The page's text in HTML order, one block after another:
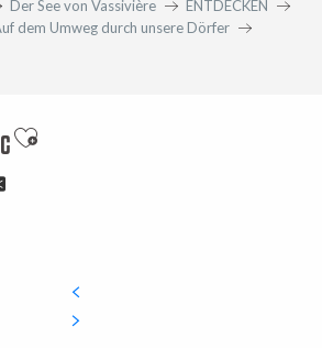
Der See von Vassivière
ENTDECKEN
dem Umweg durch unsere Dörfer
Ajouter aux favoris